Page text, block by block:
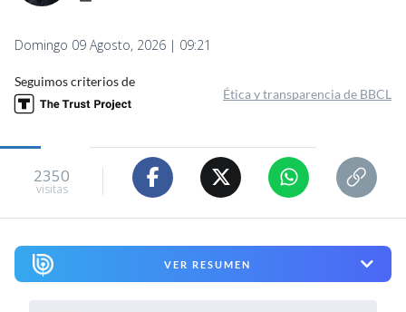
Domingo 09 Agosto, 2026 | 09:21
Seguimos criterios de
Ética y transparencia de BBCL
2350
visitas
VER RESUMEN